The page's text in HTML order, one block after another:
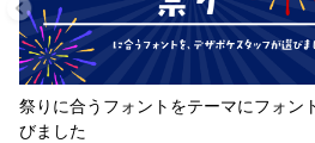
祭りに合うフォントをテーマにフォン
びました